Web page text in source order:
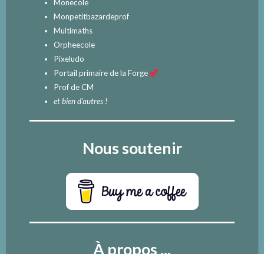
Monecole
Monpetitbazardeprof
Multimaths
Orpheecole
Pixeludo
Portail primaire de la Forge
Prof de CM
et bien d'autres !
Nous soutenir
À propos ...